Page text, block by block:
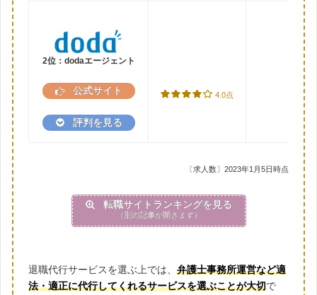
2位：dodaエージェント
公式サイト
評判を見る
4.0点
〔求人数〕2023年1月5日時点
転職サイトランキングを見る
（別の記事が開きます）
退職代行サービスを選ぶ上では、 弁護士事務所運営など適
法・適正に代行してくれるサービスを選ぶことが大切で